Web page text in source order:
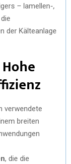
– lamellen-,
der Kälteanlage
verwendete
breiten
, die die